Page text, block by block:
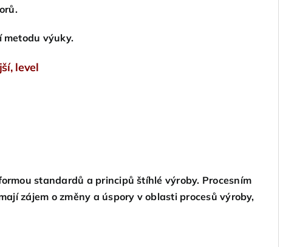
metodu výuky.
level
standardů a principů štíhlé výroby. Procesním
zájem o změny a úspory v oblasti procesů výroby,